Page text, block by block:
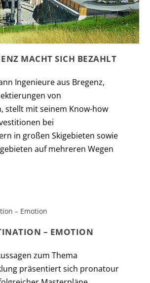
MACHT SICH BEZAHLT
Ingenieure aus Bregenz,
von
stellt mit seinem Know-how
bei
in großen Skigebieten sowie
auf mehreren Wegen
– EMOTION
zum Thema
präsentiert sich pronatour